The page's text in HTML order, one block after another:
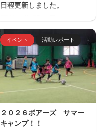
日程更新しました。
夏休み期間、屋内フット
サル場「フットサーカス
鈴鹿」でミニサッカー中
心のストリートサッカー
的サッカースクールを開
催します。毎回参加、１
回だけの参加OKと気軽
に参加できます。※参加
にはお申込みが必要で
す。下のフォームからお
イベント 活動レポート
２０２６ボアーズ サマー
キャンプ！！